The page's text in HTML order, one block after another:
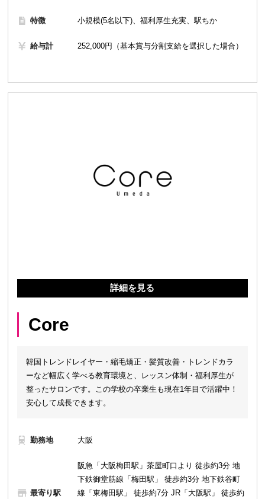
特徴 小規模(5名以下)、福利厚生充実、駅ちか
給与計 252,000円（基本賞与分割支給を選択した場合）
詳細を見る
Core
韓国トレンドレイヤー・縮毛矯正・髪質改善・トレンドカラ
ーなど幅広く学べる教育環境と、レッスン体制・福利厚生が
整ったサロンです。この学校の卒業生も現在1年目で活躍中！
安心して成長できます。
勤務地 大阪
最寄り駅
阪急「大阪梅田駅」茶屋町口より 徒歩約3分 地
下鉄御堂筋線「梅田駅」 徒歩約3分 地下鉄谷町
線「東梅田駅」 徒歩約7分 JR「大阪駅」 徒歩約